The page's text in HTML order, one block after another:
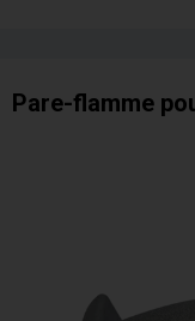
Pare-flamme